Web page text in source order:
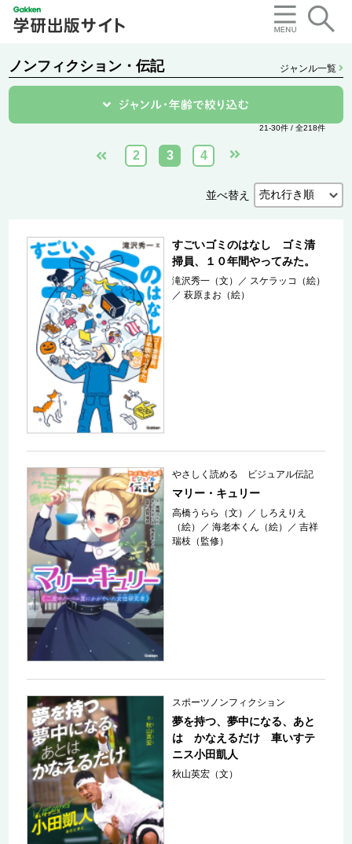
ノンフィクション・伝記 ジャンル一覧
21-30件 / 全218件
2 3 4
並べ替え
すごいゴミのはなし ゴミ清
掃員、１０年間やってみた。
滝沢秀一（文） ／ スケラッコ（絵）
／萩原まお（絵）
やさしく読める ビジュアル伝記
マリー・キュリー
高橋うらら（文） ／ しろえりえ
（絵）
／海老本くん（絵） ／吉祥
瑞枝（監修）
スポーツノンフィクション
夢を持つ、夢中になる、あと
は かなえるだけ 車いすテ
ニス小田凱人
秋山英宏（文）